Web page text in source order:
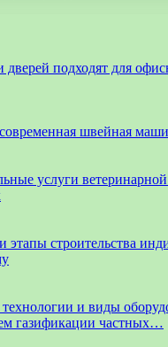
дверей подходят для
швейная
услуги
этапы строительства
и виды
газификации частных…